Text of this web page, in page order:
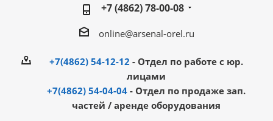
+7 (4862) 78-00-08
online@arsenal-orel.ru
+7(4862) 54-12-12 - Отдел по работе с юр.
лицами
+7(4862) 54-04-04 - Отдел по продаже зап.
частей / аренде оборудования